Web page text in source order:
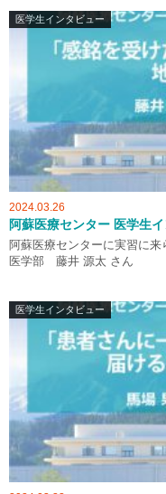
医学生インタビュー
2024.03.26
阿蘇医療センター 医学生
阿蘇医療センターに実習に
医学部 藤井 源太 さん
医学生インタビュー